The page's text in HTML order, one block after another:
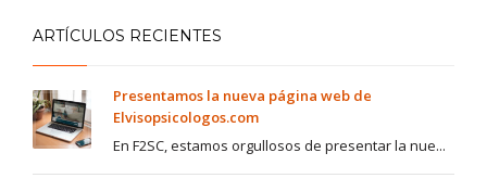
ARTÍCULOS RECIENTES
Presentamos la nueva página web de
Elvisopsicologos.com
En F2SC, estamos orgullosos de presentar la nue...